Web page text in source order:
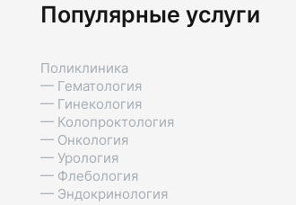
Популярные услуги
Поликлиника
— Гематология
— Гинекология
— Колопроктология
— Онкология
— Урология
— Флебология
— Эндокринология